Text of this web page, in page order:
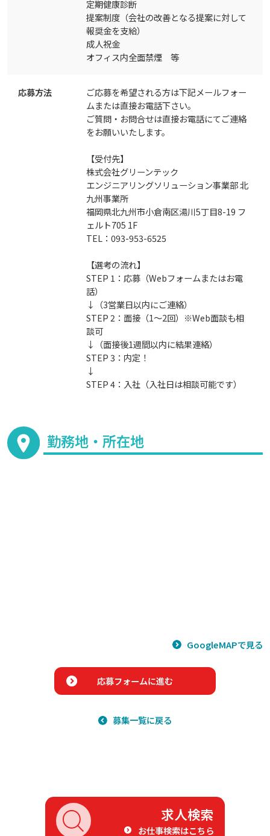
定期健康診断
提案制度（会社の改善となる提案に対して
報奨金を支給）
成人祝金
オフィス内全面禁煙 等
応募方法
ご応募を希望される方は下記メールフォー
ムまたは直接お電話下さい。
ご質問・お問合せは直接お電話にてご連絡
をお願いいたします。
【受付先】
株式会社グリーンテック
エンジニアリングソリューション事業部 北
九州事業所
福岡県北九州市小倉南区湯川5丁目8-19 フ
ェルト705 1F
TEL：093-953-6525
【選考の流れ】
STEP 1：応募（Webフォームまたはお電
話）
↓（3営業日以内にご連絡）
STEP 2：面接（1～2回）※Web面談も相
談可
↓（面接後1週間以内に結果連絡）
STEP 3：内定！
↓
STEP 4：入社（入社日は相談可能です）
勤務地・所在地
GoogleMAPで見る
応募フォームに進む
募集一覧に戻る
求人検索
お仕事検索はこちら